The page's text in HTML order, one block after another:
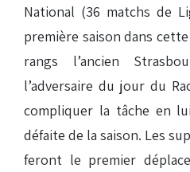
National (36 matchs de
première saison dans
rangs l’ancien
l’adversaire du jour du
compliquer la tâche en
défaite de la saison. Les
feront le premier